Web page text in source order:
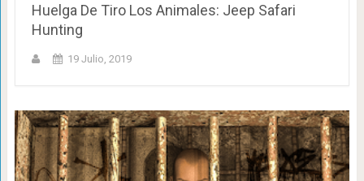
Huelga De Tiro Los Animales: Jeep Safari
Hunting
19 Julio, 2019